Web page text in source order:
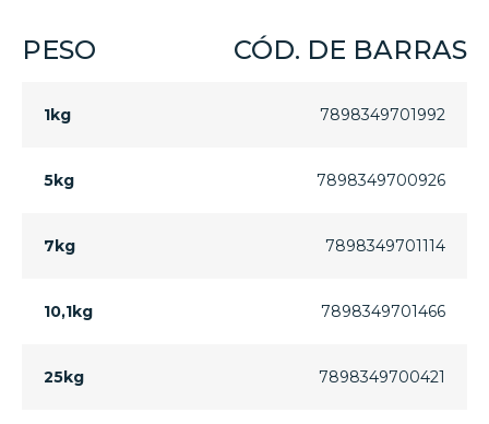
PESO CÓD. DE BARRAS
1kg 7898349701992
5kg 7898349700926
7kg 7898349701114
10,1kg 7898349701466
25kg 7898349700421